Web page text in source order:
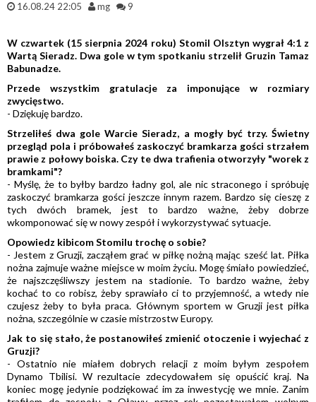
16.08.24 22:05 mg 9
W czwartek (15 sierpnia 2024 roku) Stomil Olsztyn wygrał 4:1 z
Wartą Sieradz. Dwa gole w tym spotkaniu strzelił Gruzin Tamaz
Babunadze.
Przede wszystkim gratulacje za imponujące w rozmiary
zwycięstwo.
- Dziękuję bardzo.
Strzeliłeś dwa gole Warcie Sieradz, a mogły być trzy. Świetny
przegląd pola i próbowałeś zaskoczyć bramkarza gości strzałem
prawie z połowy boiska. Czy te dwa trafienia otworzyły "worek z
bramkami"?
- Myślę, że to byłby bardzo ładny gol, ale nic straconego i spróbuję
zaskoczyć bramkarza gości jeszcze innym razem. Bardzo się cieszę z
tych dwóch bramek, jest to bardzo ważne, żeby dobrze
wkomponować się w nowy zespół i wykorzystywać sytuacje.
Opowiedz kibicom Stomilu trochę o sobie?
- Jestem z Gruzji, zacząłem grać w piłkę nożną mając sześć lat. Piłka
nożna zajmuje ważne miejsce w moim życiu. Mogę śmiało powiedzieć,
że najszczęśliwszy jestem na stadionie. To bardzo ważne, żeby
kochać to co robisz, żeby sprawiało ci to przyjemność, a wtedy nie
czujesz żeby to była praca. Głównym sportem w Gruzji jest piłka
nożna, szczególnie w czasie mistrzostw Europy.
Jak to się stało, że postanowiłeś zmienić otoczenie i wyjechać z
Gruzji?
- Ostatnio nie miałem dobrych relacji z moim byłym zespołem
Dynamo Tbilisi. W rezultacie zdecydowałem się opuścić kraj. Na
koniec mogę jedynie podziękować im za inwestycję we mnie. Zanim